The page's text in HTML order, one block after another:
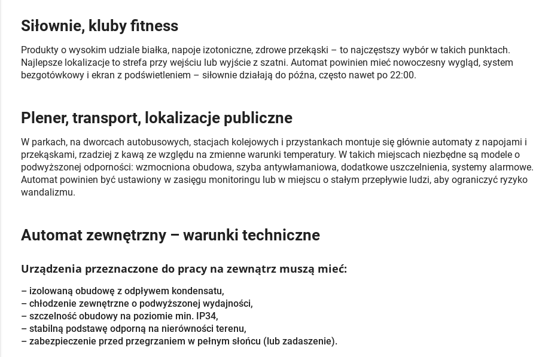
Siłownie, kluby fitness
Produkty o wysokim udziale białka, napoje izotoniczne, zdrowe przekąski – to najczęstszy wybór w takich punktach.
Najlepsze lokalizacje to strefa przy wejściu lub wyjście z szatni. Automat powinien mieć nowoczesny wygląd, system
bezgotówkowy i ekran z podświetleniem – siłownie działają do późna, często nawet po 22:00.
Plener, transport, lokalizacje publiczne
W parkach, na dworcach autobusowych, stacjach kolejowych i przystankach montuje się głównie automaty z napojami i
przekąskami, rzadziej z kawą ze względu na zmienne warunki temperatury. W takich miejscach niezbędne są modele o
podwyższonej odporności: wzmocniona obudowa, szyba antywłamaniowa, dodatkowe uszczelnienia, systemy alarmowe.
Automat powinien być ustawiony w zasięgu monitoringu lub w miejscu o stałym przepływie ludzi, aby ograniczyć ryzyko
wandalizmu.
Automat zewnętrzny – warunki techniczne
Urządzenia przeznaczone do pracy na zewnątrz muszą mieć:
– izolowaną obudowę z odpływem kondensatu,
– chłodzenie zewnętrzne o podwyższonej wydajności,
– szczelność obudowy na poziomie min. IP34,
– stabilną podstawę odporną na nierówności terenu,
– zabezpieczenie przed przegrzaniem w pełnym słońcu (lub zadaszenie).